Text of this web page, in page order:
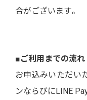
合がございます。
■ご利用までの流れ
お申込みいただい
ンならびにLINE